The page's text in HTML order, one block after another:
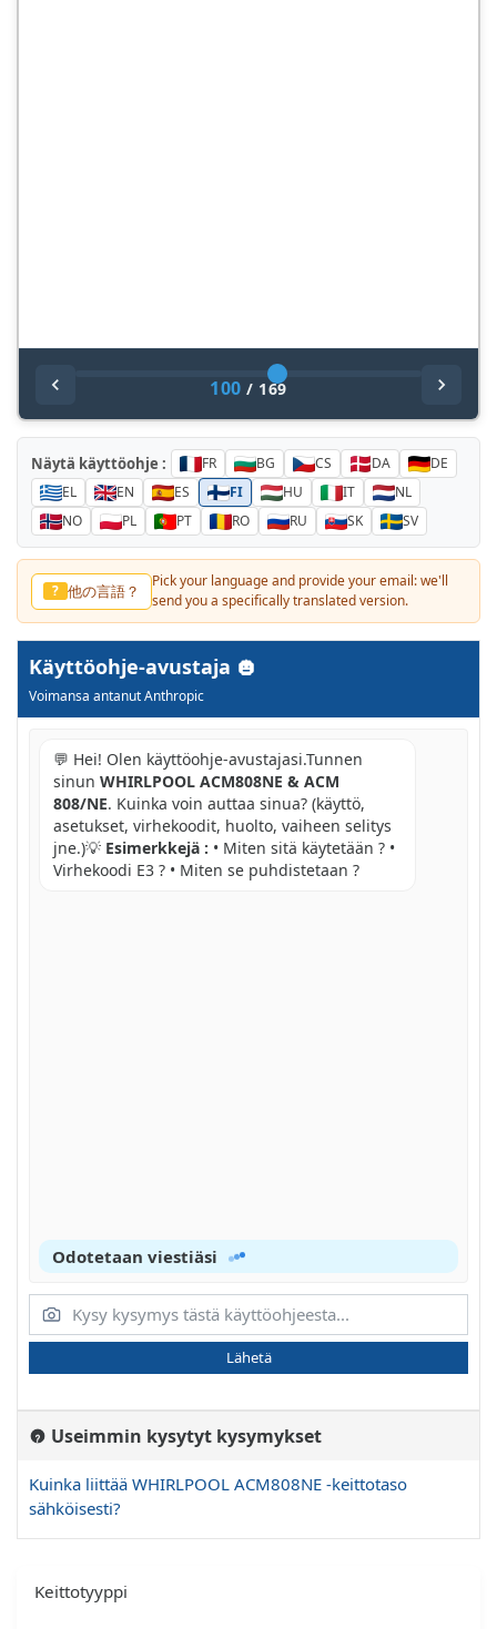
100 / 169
Näytä käyttöohje : FR BG CS DA
DE
EL
EN ES FI HU IT
NL
NO
PL PT RO RU SK SV
? 他の言語？
Pick your language and provide your email: we'll
send you a specifically translated version.
Käyttöohje-avustaja
Voimansa antanut Anthropic
💬 Hei! Olen käyttöohje-avustajasi.Tunnen
sinun WHIRLPOOL ACM808NE & ACM
808/NE. Kuinka voin auttaa sinua? (käyttö,
asetukset, virhekoodit, huolto, vaiheen selitys
jne.)💡 Esimerkkejä : • Miten sitä käytetään ? •
Virhekoodi E3 ? • Miten se puhdistetaan ?
Odotetaan viestiäsi
Lähetä
Useimmin kysytyt kysymykset
Kuinka liittää WHIRLPOOL ACM808NE -keittotaso
sähköisesti?
Keittotyyppi